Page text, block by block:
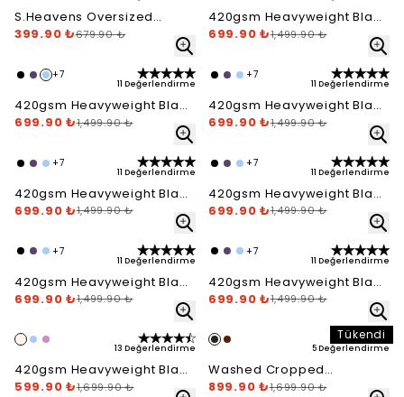
S.Heavens Oversized
Speed T-Shirt - Purple
399.90 ₺679.90 ₺
420gsm Heavyweight Blank
Hoodie - Purple
699.90 ₺1,499.90 ₺
+7
11 Değerlendirme
420gsm Heavyweight Blank
Hoodie - Baby Blue
699.90 ₺1,499.90 ₺
+7
11 Değerlendirme
420gsm Heavyweight Blank
Hoodie - Royal Blue
699.90 ₺1,499.90 ₺
+7
11 Değerlendirme
420gsm Heavyweight Blank
Hoodie - Chocolate
699.90 ₺1,499.90 ₺
+7
11 Değerlendirme
420gsm Heavyweight Blank
Hoodie - Cotton Candy
699.90 ₺1,499.90 ₺
+7
11 Değerlendirme
420gsm Heavyweight Blank
Hoodie - Cream
699.90 ₺1,499.90 ₺
+7
11 Değerlendirme
420gsm Heavyweight Blank
Hoodie - Forrest Green
699.90 ₺1,499.90 ₺
13 Değerlendirme
420gsm Heavyweight Blank
Zip Hoodie
599.90 ₺1,699.90 ₺
Tükendi
5 Değerlendirme
Washed Cropped
Heavyweight Zip Hoodie -
899.90 ₺1,699.90 ₺